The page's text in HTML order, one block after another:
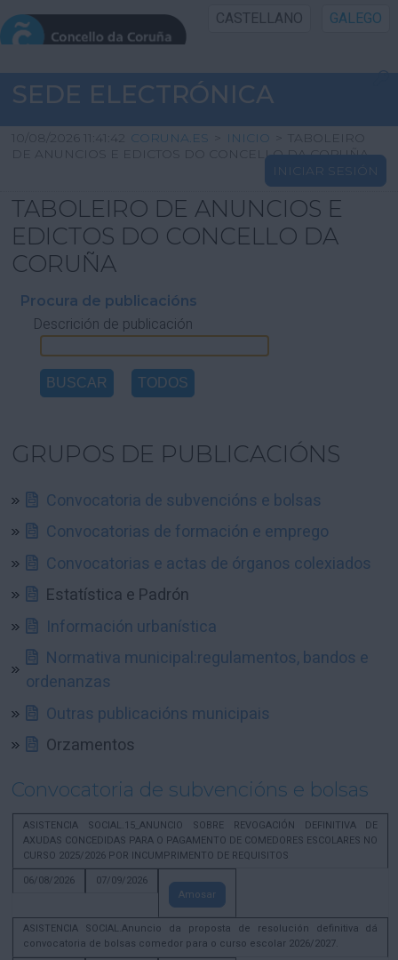
CASTELLANO GALEGO
INICIO SEDE
INICIO
INFORMACIÓN PÚBLICA
CARTAFOL CIDADÁN
AXUDA
SEDE ELECTRÓNICA
10/08/2026 11:41:42 CORUNA.ES > INICIO > TABOLEIRO
DE ANUNCIOS E EDICTOS DO CONCELLO DA CORUÑA
INICIAR SESIÓN
TABOLEIRO DE ANUNCIOS E
EDICTOS DO CONCELLO DA
CORUÑA
Procura de publicacións
Descrición de publicación
GRUPOS DE PUBLICACIÓNS
Convocatoria de subvencións e bolsas
Convocatorias de formación e emprego
Convocatorias e actas de órganos colexiados
Estatística e Padrón
Información urbanística
Normativa municipal:regulamentos, bandos e
ordenanzas
Outras publicacións municipais
Orzamentos
Convocatoria de subvencións e bolsas
ASISTENCIA SOCIAL.15_ANUNCIO SOBRE REVOGACIÓN DEFINITIVA DE
AXUDAS CONCEDIDAS PARA O PAGAMENTO DE COMEDORES ESCOLARES NO
CURSO 2025/2026 POR INCUMPRIMENTO DE REQUISITOS
06/08/2026
07/09/2026
Amosar
ASISTENCIA SOCIAL.Anuncio da proposta de resolución definitiva dá
convocatoria de bolsas comedor para o curso escolar 2026/2027.